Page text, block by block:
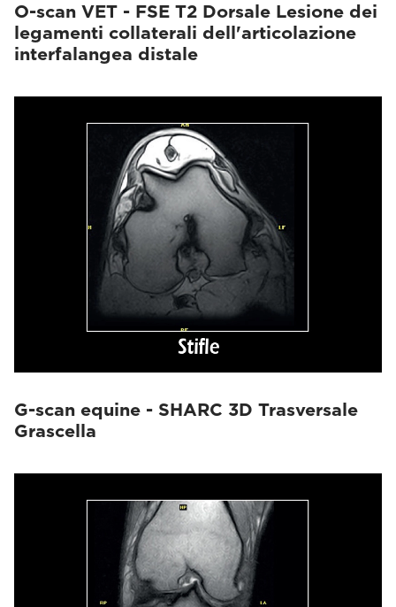
O-scan VET - FSE T2 Dorsale Lesione dei
legamenti collaterali dell'articolazione
interfalangea distale
G-scan equine - SHARC 3D Trasversale
Grascella